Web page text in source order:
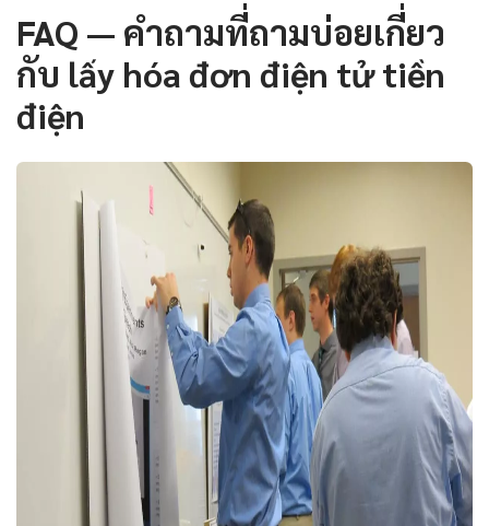
FAQ — คำถามที่ถามบ่อยเกี่ยว
กับ lấy hóa đơn điện tử tiền
điện